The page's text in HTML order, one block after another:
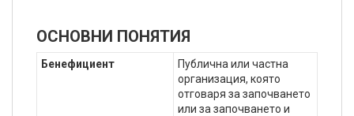
ОСНОВНИ ПОНЯТИЯ
Бенефициент
Публична или частна
организация, която
отговаря за започването
или за започването и